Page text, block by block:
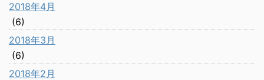
2018年4月
(6)
2018年3月
(6)
2018年2月